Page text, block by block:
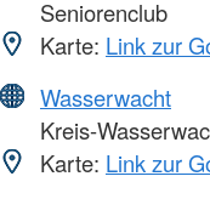
Seniorenclub
Karte: Link zur
Wasserwacht
Kreis-
Karte: Link zur